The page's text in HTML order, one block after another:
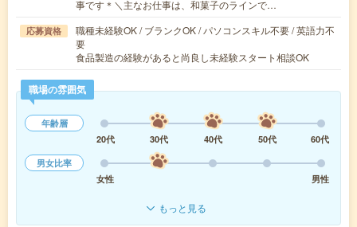
事です＊＼主なお仕事は、和菓子のラインで…
応募資格
職種未経験OK / ブランクOK / パソコンスキル不要 / 英語力不
要
食品製造の経験があると尚良し未経験スタート相談OK
職場の雰囲気
年齢層
20代
30代 40代 50代
60代
男女比率
女性
男性
もっと見る